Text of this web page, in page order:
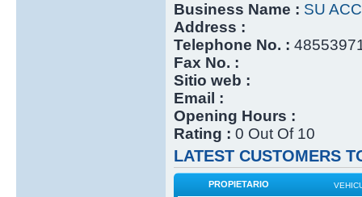
Business Name : SU
Address :
Telephone No. :
Fax No. :
Sitio web :
Email :
Opening Hours :
Rating : 0 Out Of 10
LATEST CUSTOMERS
PROPIETARIO